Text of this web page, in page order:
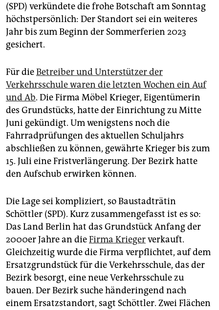
(SPD) verkündete die frohe Botschaft am Sonntag
höchstpersönlich: Der Standort sei ein weiteres
Jahr bis zum Beginn der Sommerferien 2023
gesichert.
Für dieBetreiber und Unterstützer der
Verkehrsschule waren die letzten Wochen ein Auf
und Ab. Die Firma Möbel Krieger, Eigentümerin
des Grundstücks, hatte der Einrichtung zu Mitte
Juni gekündigt. Um wenigstens noch die
Fahrradprüfungen des aktuellen Schuljahrs
abschließen zu können, gewährte Krieger bis zum
15. Juli eine Fristverlängerung. Der Bezirk hatte
den Aufschub erwirken können.
Die Lage sei kompliziert, so Baustadträtin
Schöttler (SPD). Kurz zusammengefasst ist es so:
Das Land Berlin hat das Grundstück Anfang der
2000er Jahre an dieFirma Kriegerverkauft.
Gleichzeitig wurde die Firma verpflichtet, auf dem
Ersatzgrundstück für die Verkehrsschule, das der
Bezirk besorgt, eine neue Verkehrsschule zu
bauen. Der Bezirk suche händeringend nach
einem Ersatzstandort, sagt Schöttler. Zwei Flächen